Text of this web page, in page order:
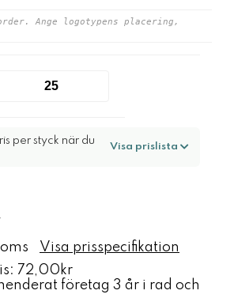
per styck när du
Visa prislista
Visa prisspecifikation
72,00kr